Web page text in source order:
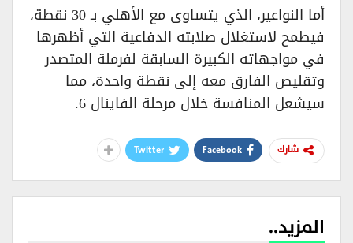
أما النواعير، الذي يتساوى مع الأهلي بـ 30 نقطة،
فيطمح لاستغلال صلابته الدفاعية التي أظهرها
في مواجهاته الكبيرة السابقة لفرملة المتصدر
وتقليص الفارق معه إلى نقطة واحدة، مما
سيشعل المنافسة خلال مرحلة الفاينال 6.
شارك Facebook
Twitter
المزيد..